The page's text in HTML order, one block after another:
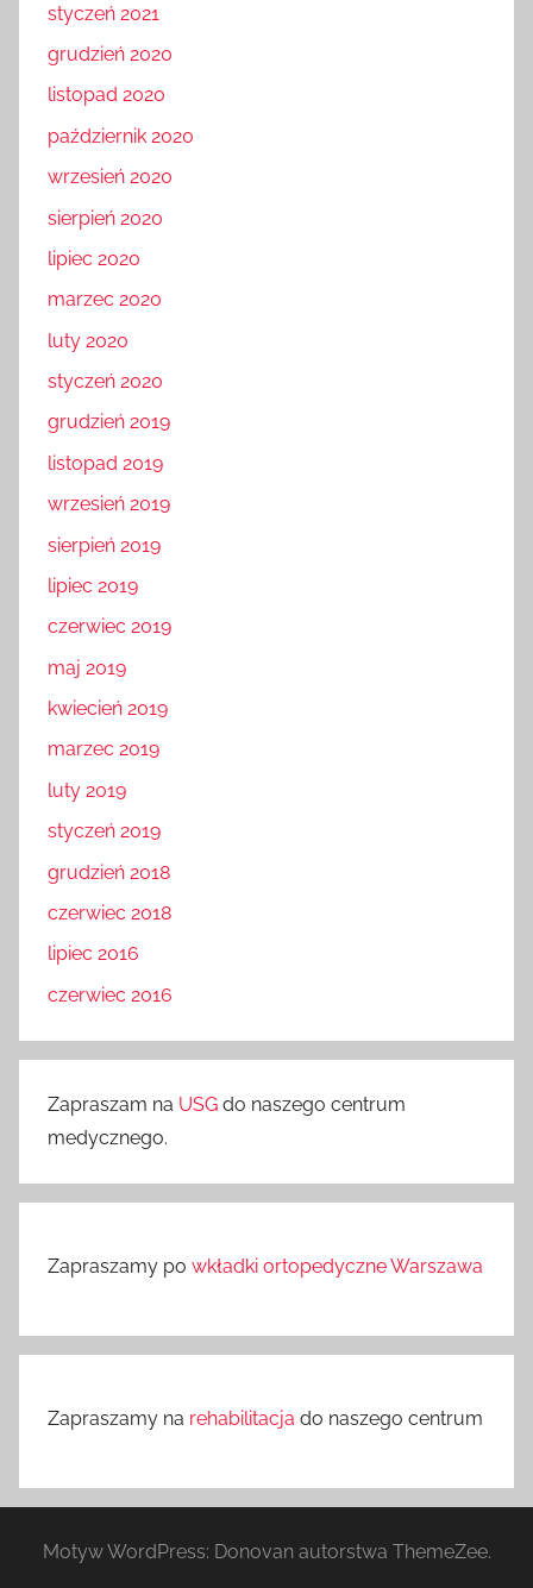
styczeń 2021
grudzień 2020
listopad 2020
październik 2020
wrzesień 2020
sierpień 2020
lipiec 2020
marzec 2020
luty 2020
styczeń 2020
grudzień 2019
listopad 2019
wrzesień 2019
sierpień 2019
lipiec 2019
czerwiec 2019
maj 2019
kwiecień 2019
marzec 2019
luty 2019
styczeń 2019
grudzień 2018
czerwiec 2018
lipiec 2016
czerwiec 2016
Zapraszam na USG do naszego centrum
medycznego.
Zapraszamy po wkładki ortopedyczne Warszawa
Zapraszamy na rehabilitacja do naszego centrum
Motyw WordPress: Donovan autorstwa ThemeZee.